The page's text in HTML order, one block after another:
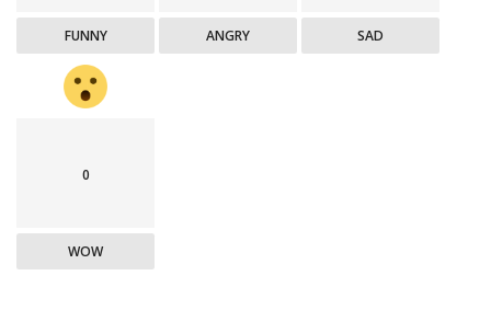
FUNNY ANGRY SAD
0
WOW